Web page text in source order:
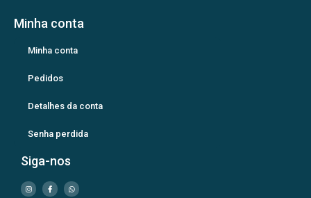
Minha conta
Minha conta
Pedidos
Detalhes da conta
Senha perdida
Siga-nos